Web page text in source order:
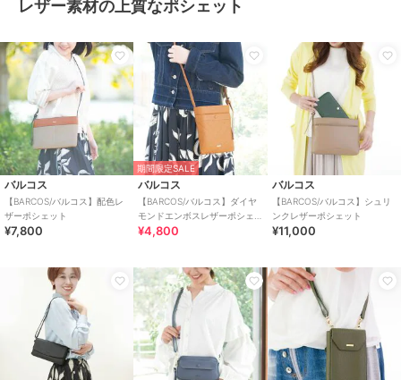
レザー素材の上質なポシェット
バルコス
【BARCOS/バルコス】配色レ
ザーポシェット
¥7,800
期間限定SALE
バルコス
【BARCOS/バルコス】ダイヤ
モンドエンボスレザーポシェ
ット
¥4,800
バルコス
【BARCOS/バルコス】シュリ
ンクレザーポシェット
¥11,000